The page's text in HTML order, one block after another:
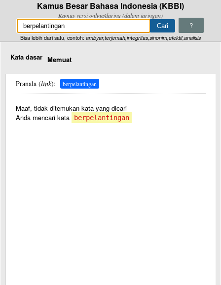
Kamus Besar Bahasa Indonesia (KBBI)
Kamus versi online/daring (dalam jaringan)
?
Bisa lebih dari satu, contoh: ambyar,terjemah,integritas,sinonim,efektif,analisis
Kata dasar Memuat
Pranala (link): berpelantingan
Maaf, tidak ditemukan kata yang dicari
Anda mencari kata
berpelantingan